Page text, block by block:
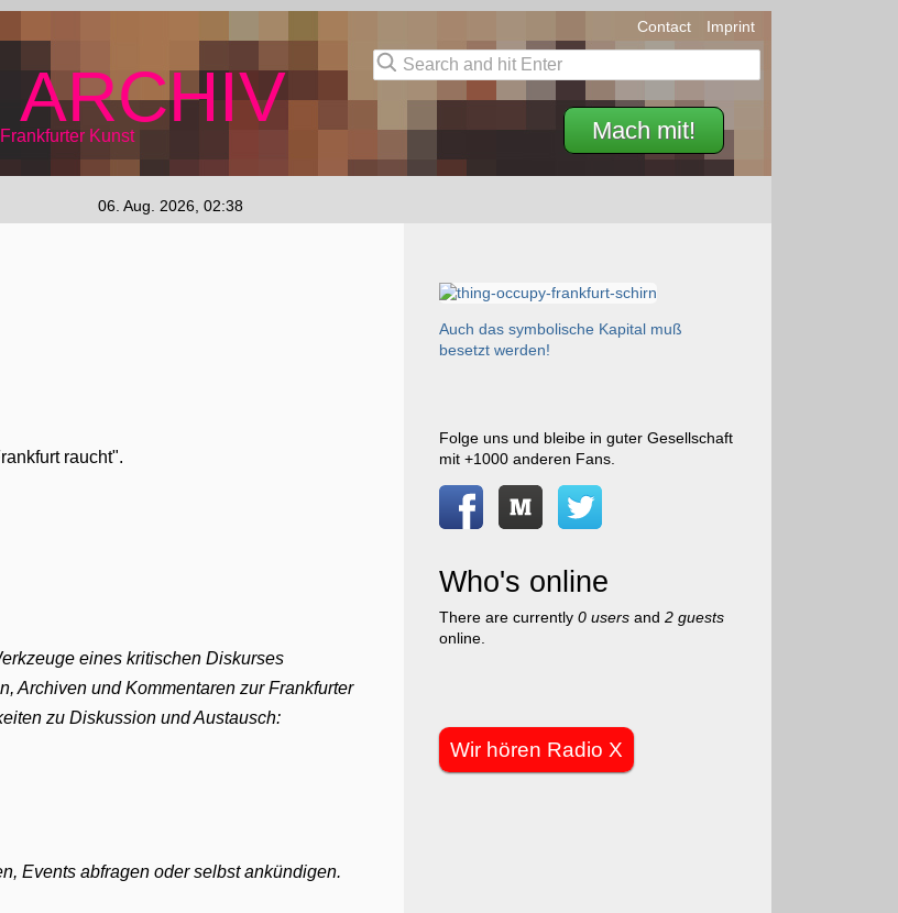
ARCHIV
Kunst Mach mit!
Contact Imprint
06. Aug. 2026, 02:38
raucht".
eines kritischen Diskurses
Archiven und Kommentaren zur Frankfurter
zu Diskussion und Austausch:
Events abfragen oder selbst ankündigen.
Auch das symbolische Kapital muß
besetzt werden!
Folge uns und bleibe in guter Gesellschaft
mit +1000 anderen Fans.
Who's online
There are currently 0 usersand 2 guests
online.
Wir hören Radio X